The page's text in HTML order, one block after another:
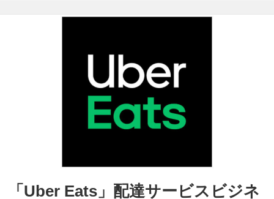
「Uber Eats」配達サービスビジネ